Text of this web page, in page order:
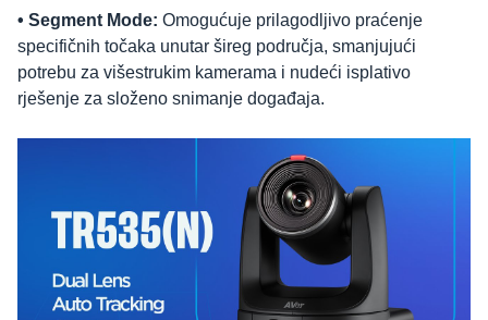
• Segment Mode: Omogućuje prilagodljivo praćenje
specifičnih točaka unutar šireg područja, smanjujući
potrebu za višestrukim kamerama i nudeći isplativo
rješenje za složeno snimanje događaja.